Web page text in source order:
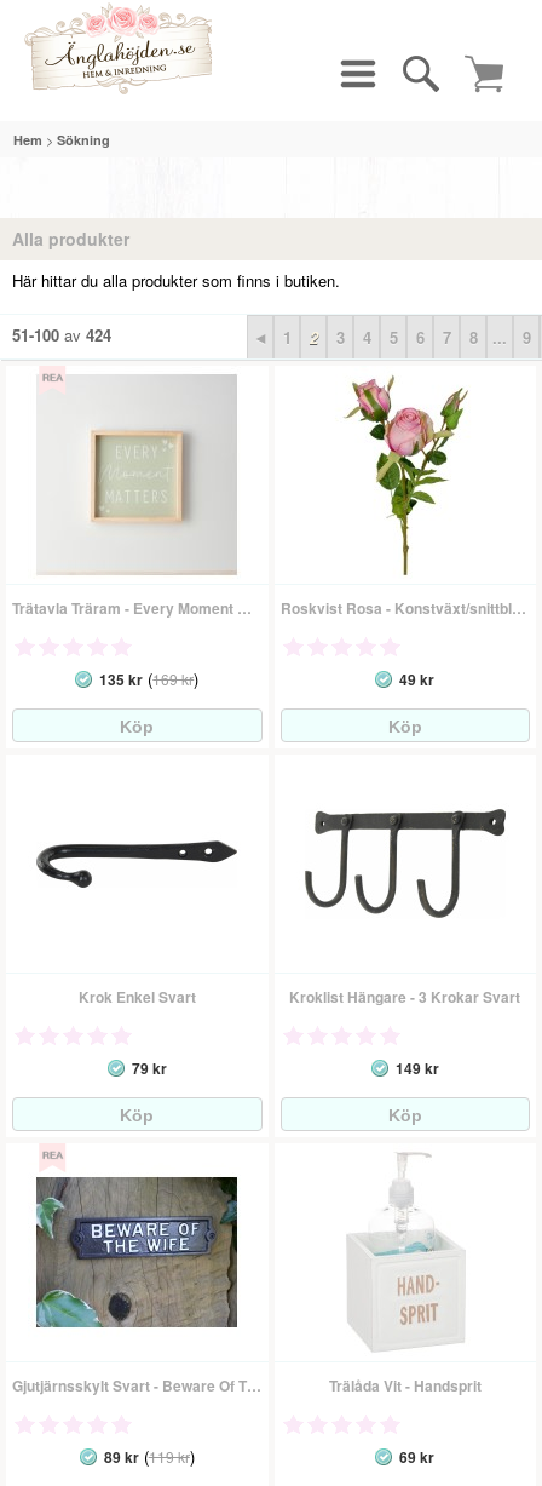
Hem > Sökning
Alla produkter
Här hittar du alla produkter som finns i butiken.
51-100 av 424 ◄ 1 2 3 4 5 6 7 8 ... 9
Trätavla Träram - Every Moment Matters
135 kr (169 kr)
Roskvist Rosa - Konstväxt/snittblomma
49 kr
Krok Enkel Svart
79 kr
Kroklist Hängare - 3 Krokar Svart
149 kr
Gjutjärnsskylt Svart - Beware Of The Wife
89 kr(119 kr)
Trälåda Vit - Handsprit
69 kr